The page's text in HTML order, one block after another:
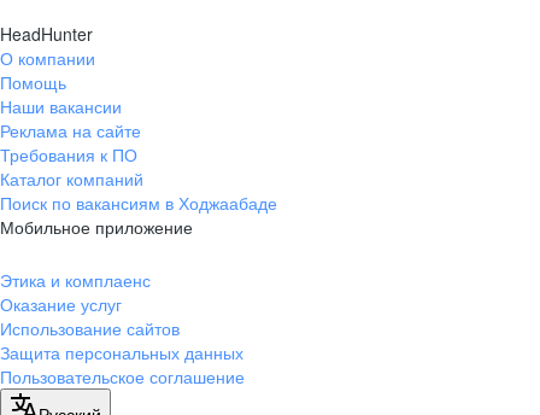
HeadHunter
О компании
Помощь
Наши вакансии
Реклама на сайте
Требования к ПО
Каталог компаний
Поиск по вакансиям в Ходжаабаде
Мобильное приложение
Этика и комплаенс
Оказание услуг
Использование сайтов
Защита персональных данных
Пользовательское соглашение